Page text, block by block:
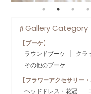
Gallery Category
【ブーケ】
ラウンドブーケ
クラ
その他のブーケ
【フラワーアクセサリー・
ヘッドドレス・花冠